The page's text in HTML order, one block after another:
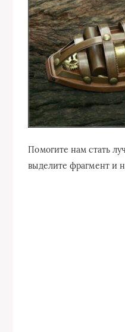
Помогите нам стать
выделите фрагмент и